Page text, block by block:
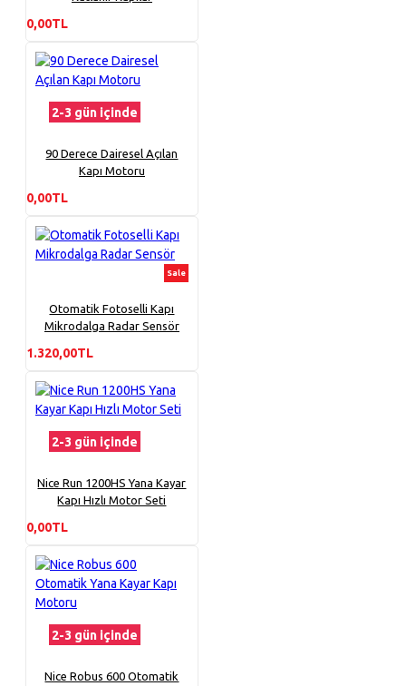
0,00TL
2-3 gün içinde
90 Derece Dairesel Açılan
Kapı Motoru
0,00TL
Sale
Otomatik Fotoselli Kapı
Mikrodalga Radar Sensör
1.320,00TL
2-3 gün içinde
Nice Run 1200HS Yana Kayar
Kapı Hızlı Motor Seti
0,00TL
2-3 gün içinde
Nice Robus 600 Otomatik